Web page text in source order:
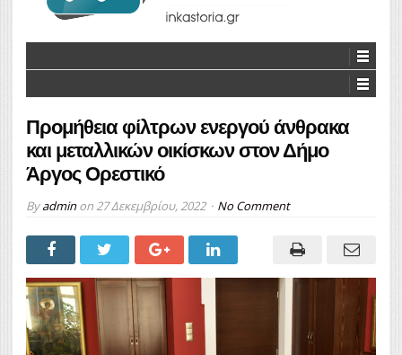
Προμήθεια φίλτρων ενεργού άνθρακα
και μεταλλικών οικίσκων στον Δήμο
Άργος Ορεστικό
Byadminon 27 Δεκεμβρίου, 2022 No Comment